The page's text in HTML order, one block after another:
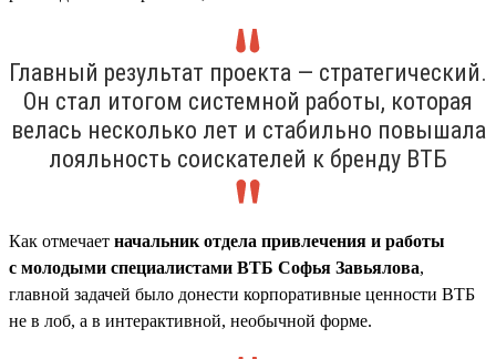
Главный результат проекта — стратегический.
Он стал итогом системной работы, которая
велась несколько лет и стабильно повышала
лояльность соискателей к бренду ВТБ
Как отмечает начальник отдела привлечения и работы
с молодыми специалистами ВТБ Софья Завьялова,
главной задачей было донести корпоративные ценности ВТБ
не в лоб, а в интерактивной, необычной форме.